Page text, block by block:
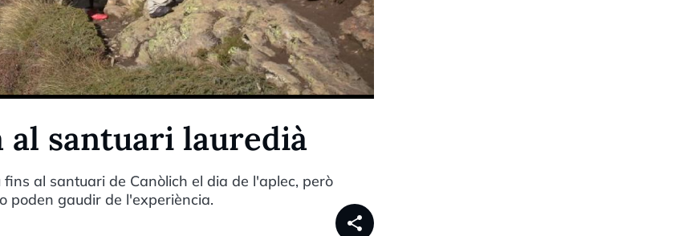
al santuari lauredià
al santuari de Canòlich el dia de l'aplec, però
poden gaudir de l'experiència.
share